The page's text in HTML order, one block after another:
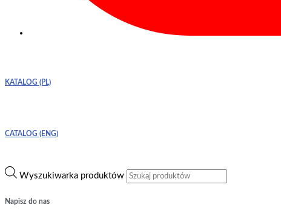
KATALOG (PL)
CATALOG (ENG)
Wyszukiwarka produktów
Napisz do nas